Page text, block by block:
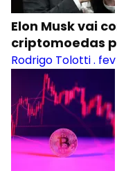
Elon Musk vai
criptomoedas
Rodrigo Tolotti.